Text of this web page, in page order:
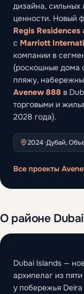
дизайна, сильных
ценности. Новый
Regis
с Marriott
компании в
(роскошные дома
пляжу,
Avenew 888 в
торговыми и
2028 года).
2024 ·Дубай,
Все проекты
О районе
Dubai Islands —
архипелаг из
у побережья